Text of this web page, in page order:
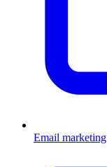
Email marketing